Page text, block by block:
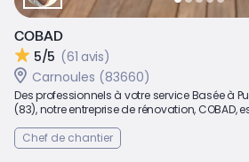
COBAD
5/5 (61 avis)
Carnoules (83660)
Des professionnels à votre service Basée à
(83), notre entreprise de rénovation, COBAD,
Chef de chantier